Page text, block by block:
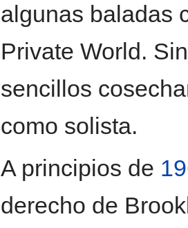
algunas baladas
Private World.
sencillos
como solista.
A principios de
derecho de